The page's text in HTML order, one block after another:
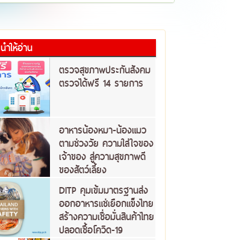
ำให้อ่าน
ตรวจสุขภาพประกันสังคม
ตรวจได้ฟรี 14 รายการ
อาหารน้องหมา-น้องแมว
ตามช่วงวัย ความใส่ใจของ
เจ้าของ สู่ความสุขภาพดี
ของสัตว์เลี้ยง
DITP คุมเข้มมาตรฐานส่ง
ออกอาหารแช่เยือกแข็งไทย
สร้างความเชื่อมั่นสินค้าไทย
ปลอดเชื้อโควิด-19